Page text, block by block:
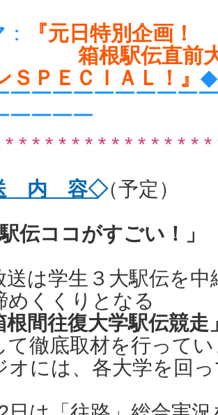
：
『元日特別企画！
伝直前大予
ＳＰＥＣＩＡＬ！』 ◆
￣￣￣￣￣￣￣￣￣
￣￣￣￣
* * * * * * * * * * * * * *
内 容◇（予定）
駅伝ココがすごい！」
は学生３大駅伝を中
くくりとなる
根間往復大学駅伝競走
て徹底取材を行って
には、各大学を回